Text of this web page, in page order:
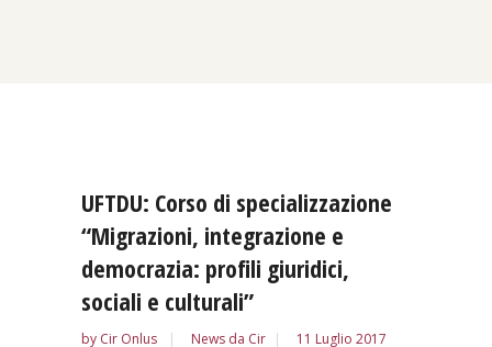
UFTDU: Corso di specializzazione
“Migrazioni, integrazione e
democrazia: profili giuridici,
sociali e culturali”
by Cir Onlus News da Cir 11 Luglio 2017